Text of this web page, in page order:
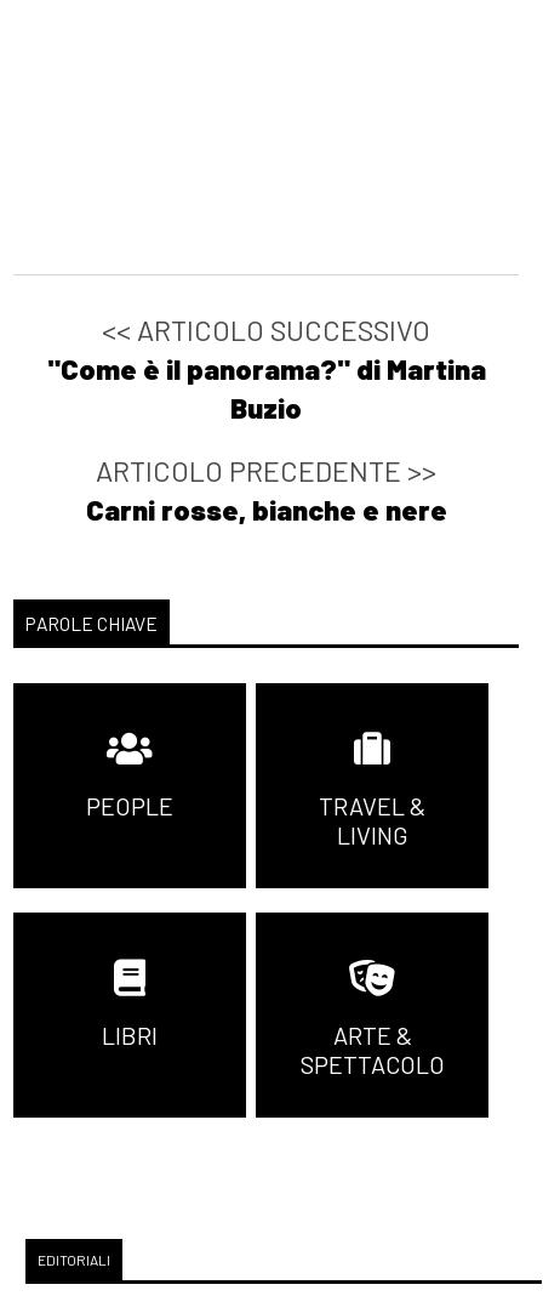
<< ARTICOLO SUCCESSIVO
"Come è il panorama?" di Martina
Buzio
ARTICOLO PRECEDENTE >>
Carni rosse, bianche e nere
PAROLE CHIAVE
PEOPLE
TRAVEL &
LIVING
LIBRI
ARTE &
SPETTACOLO
EDITORIALI